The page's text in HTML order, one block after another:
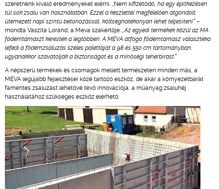
szeretnénk kiváló eredményeket elérni. „Nem kifizetődő, ha egy építkezésen
túl sok zsalu van használatban. Ezzel a készlettel megfelelően átgondolt,
ütemezett napi szintű betonozással, költséghatékonyan lehet teljesíteni” –
mondta Vaszita Loránd, a Meva szakértője. „Az egyedi termékek közül az MA
fődémtámaszt keresték a legtöbben. A MEVA átfogó födémtámasz választéka
lefedi a födémzsaluzás széles palettáját a 98 és 550 cm tartományban,
ugyanakkor szavatolják a biztonságot és a minőségi teherbírást.”
A népszerű termékek és csomagok mellett természeten minden más, a
MEVA legújabb fejlesztései közé tartozó eszköz, de akár a környezetbarát
famentes zsaluzást lehetővé tevő innovációja, a műanyag zsaluhéj
használatához szükséges eszköz elérhető.